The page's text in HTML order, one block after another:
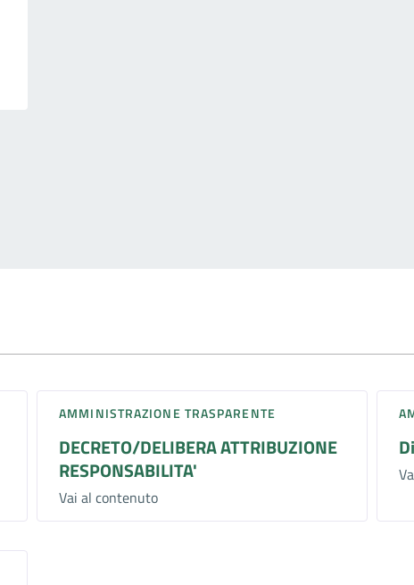
AMMINISTRAZIONE TRASPARENTE
DECRETO/DELIBERA ATTRIBUZIONE
RESPONSABILITA'
Vai al contenuto